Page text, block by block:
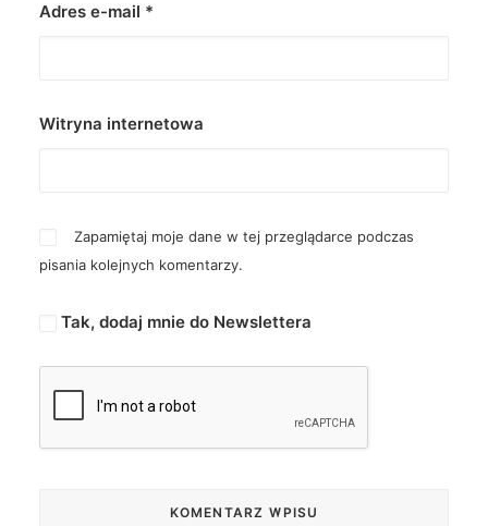
Adres e-mail *
Witryna internetowa
Zapamiętaj moje dane w tej przeglądarce podczas
pisania kolejnych komentarzy.
Tak, dodaj mnie do Newslettera